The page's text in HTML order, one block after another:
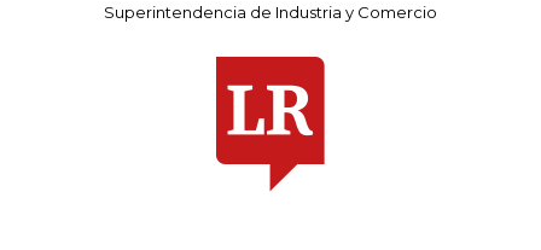
Superintendencia de Industria y Comercio